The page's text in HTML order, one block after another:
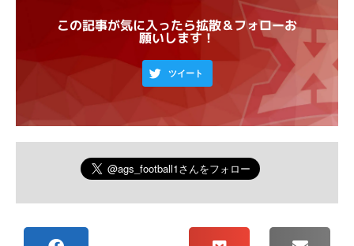
この記事が気に入ったら拡散＆フォローお
願いします！
ツイート